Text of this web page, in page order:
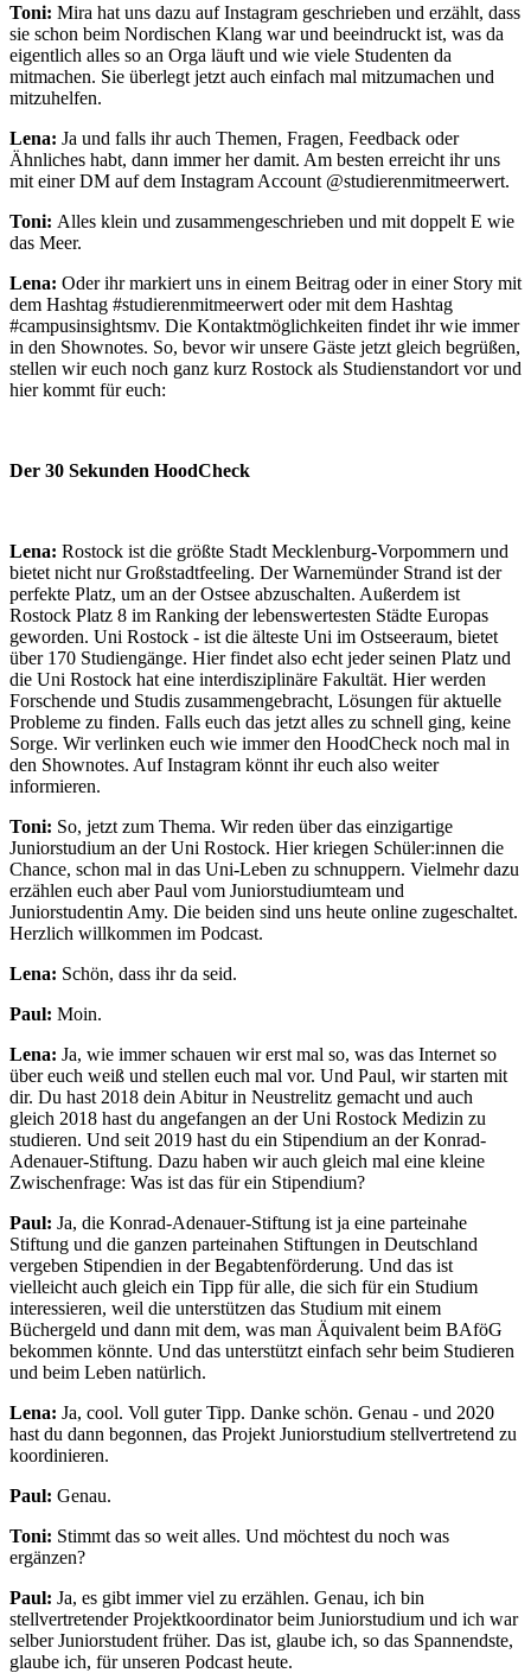
Toni: Mira hat uns dazu auf Instagram geschrieben und erzählt, dass
sie schon beim Nordischen Klang war und beeindruckt ist, was da
eigentlich alles so an Orga läuft und wie viele Studenten da
mitmachen. Sie überlegt jetzt auch einfach mal mitzumachen und
mitzuhelfen.
Lena: Ja und falls ihr auch Themen, Fragen, Feedback oder
Ähnliches habt, dann immer her damit. Am besten erreicht ihr uns
mit einer DM auf dem Instagram Account @studierenmitmeerwert.
Toni: Alles klein und zusammengeschrieben und mit doppelt E wie
das Meer.
Lena: Oder ihr markiert uns in einem Beitrag oder in einer Story mit
dem Hashtag #studierenmitmeerwert oder mit dem Hashtag
#campusinsightsmv. Die Kontaktmöglichkeiten findet ihr wie immer
in den Shownotes. So, bevor wir unsere Gäste jetzt gleich begrüßen,
stellen wir euch noch ganz kurz Rostock als Studienstandort vor und
hier kommt für euch:
Der 30 Sekunden HoodCheck
Lena: Rostock ist die größte Stadt Mecklenburg-Vorpommern und
bietet nicht nur Großstadtfeeling. Der Warnemünder Strand ist der
perfekte Platz, um an der Ostsee abzuschalten. Außerdem ist
Rostock Platz 8 im Ranking der lebenswertesten Städte Europas
geworden. Uni Rostock - ist die älteste Uni im Ostseeraum, bietet
über 170 Studiengänge. Hier findet also echt jeder seinen Platz und
die Uni Rostock hat eine interdisziplinäre Fakultät. Hier werden
Forschende und Studis zusammengebracht, Lösungen für aktuelle
Probleme zu finden. Falls euch das jetzt alles zu schnell ging, keine
Sorge. Wir verlinken euch wie immer den HoodCheck noch mal in
den Shownotes. Auf Instagram könnt ihr euch also weiter
informieren.
Toni: So, jetzt zum Thema. Wir reden über das einzigartige
Juniorstudium an der Uni Rostock. Hier kriegen Schüler:innen die
Chance, schon mal in das Uni-Leben zu schnuppern. Vielmehr dazu
erzählen euch aber Paul vom Juniorstudiumteam und
Juniorstudentin Amy. Die beiden sind uns heute online zugeschaltet.
Herzlich willkommen im Podcast.
Lena: Schön, dass ihr da seid.
Paul: Moin.
Lena: Ja, wie immer schauen wir erst mal so, was das Internet so
über euch weiß und stellen euch mal vor. Und Paul, wir starten mit
dir. Du hast 2018 dein Abitur in Neustrelitz gemacht und auch
gleich 2018 hast du angefangen an der Uni Rostock Medizin zu
studieren. Und seit 2019 hast du ein Stipendium an der Konrad-
Adenauer-Stiftung. Dazu haben wir auch gleich mal eine kleine
Zwischenfrage: Was ist das für ein Stipendium?
Paul: Ja, die Konrad-Adenauer-Stiftung ist ja eine parteinahe
Stiftung und die ganzen parteinahen Stiftungen in Deutschland
vergeben Stipendien in der Begabtenförderung. Und das ist
vielleicht auch gleich ein Tipp für alle, die sich für ein Studium
interessieren, weil die unterstützen das Studium mit einem
Büchergeld und dann mit dem, was man Äquivalent beim BAföG
bekommen könnte. Und das unterstützt einfach sehr beim Studieren
und beim Leben natürlich.
Lena: Ja, cool. Voll guter Tipp. Danke schön. Genau - und 2020
hast du dann begonnen, das Projekt Juniorstudium stellvertretend zu
koordinieren.
Paul: Genau.
Toni: Stimmt das so weit alles. Und möchtest du noch was
ergänzen?
Paul: Ja, es gibt immer viel zu erzählen. Genau, ich bin
stellvertretender Projektkoordinator beim Juniorstudium und ich war
selber Juniorstudent früher. Das ist, glaube ich, so das Spannendste,
glaube ich, für unseren Podcast heute.